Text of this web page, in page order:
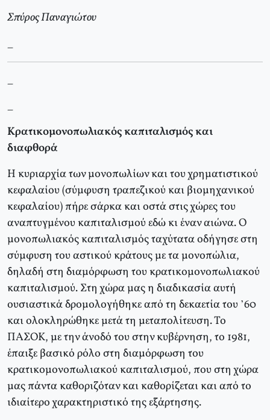
Σπύρος Παναγιώτου
_
_
_
Κρατικομονοπωλιακός καπιταλισμός και
διαφθορά
Η κυριαρχία των μονοπωλίων και του χρηματιστικού
κεφαλαίου (σύμφυση τραπεζικού και βιομηχανικού
κεφαλαίου) πήρε σάρκα και οστά στις χώρες του
αναπτυγμένου καπιταλισμού εδώ κι έναν αιώνα. Ο
μονοπωλιακός καπιταλισμός ταχύτατα οδήγησε στη
σύμφυση του αστικού κράτους με τα μονοπώλια,
δηλαδή στη διαμόρφωση του κρατικομονοπωλιακού
καπιταλισμού. Στη χώρα μας η διαδικασία αυτή
ουσιαστικά δρομολογήθηκε από τη δεκαετία του ’60
και ολοκληρώθηκε μετά τη μεταπολίτευση. Το
ΠΑΣΟΚ, με την άνοδό του στην κυβέρνηση, το 1981,
έπαιξε βασικό ρόλο στη διαμόρφωση του
κρατικομονοπωλιακού καπιταλισμού, που στη χώρα
μας πάντα καθοριζόταν και καθορίζεται και από το
ιδιαίτερο χαρακτηριστικό της εξάρτησης.